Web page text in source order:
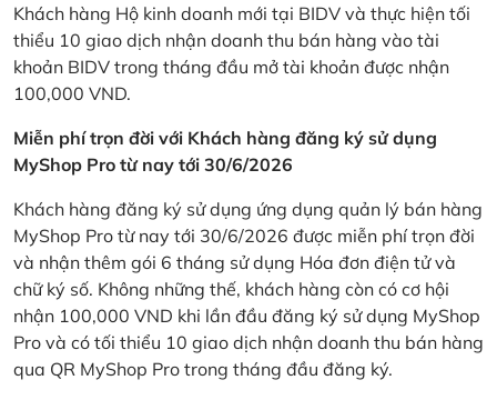
Khách hàng Hộ kinh doanh mới tại BIDV và thực hiện tối
thiểu 10 giao dịch nhận doanh thu bán hàng vào tài
khoản BIDV trong tháng đầu mở tài khoản được nhận
100,000 VND.
Miễn phí trọn đời với Khách hàng đăng ký sử dụng
MyShop Pro từ nay tới 30/6/2026
Khách hàng đăng ký sử dụng ứng dụng quản lý bán hàng
MyShop Pro từ nay tới 30/6/2026 được miễn phí trọn đời
và nhận thêm gói 6 tháng sử dụng Hóa đơn điện tử và
chữ ký số. Không những thế, khách hàng còn có cơ hội
nhận 100,000 VND khi lần đầu đăng ký sử dụng MyShop
Pro và có tối thiểu 10 giao dịch nhận doanh thu bán hàng
qua QR MyShop Pro trong tháng đầu đăng ký.